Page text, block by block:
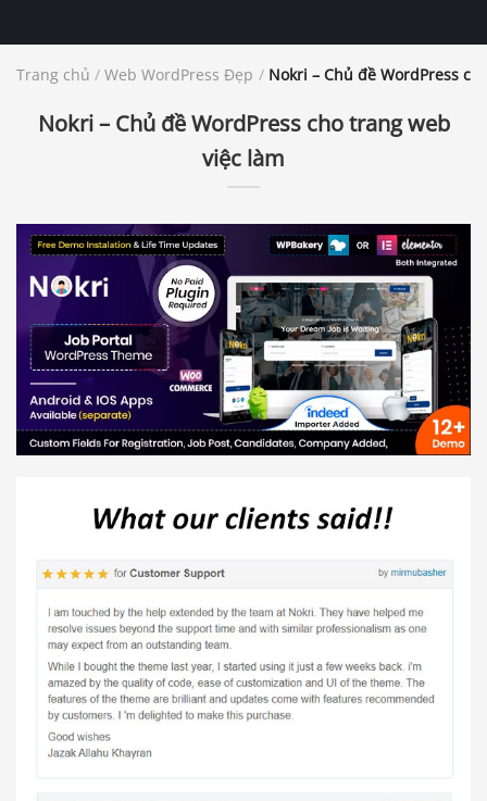
Trang chủ / Web WordPress Đẹp / Nokri – Chủ đề WordPress
Nokri – Chủ đề WordPress cho trang web
việc làm